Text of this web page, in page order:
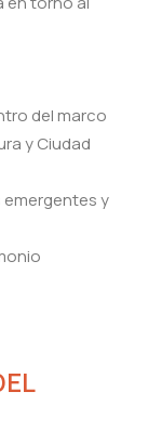
del marco
y Ciudad
y